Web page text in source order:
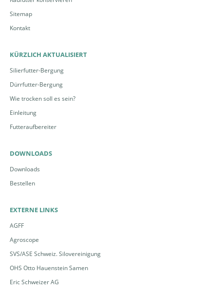
Sitemap
Kontakt
KÜRZLICH AKTUALISIERT
Silierfutter-Bergung
Dürrfutter-Bergung
Wie trocken soll es sein?
Einleitung
Futteraufbereiter
DOWNLOADS
Downloads
Bestellen
EXTERNE LINKS
AGFF
Agroscope
SVS/ASE Schweiz. Silovereinigung
OHS Otto Hauenstein Samen
Eric Schweizer AG